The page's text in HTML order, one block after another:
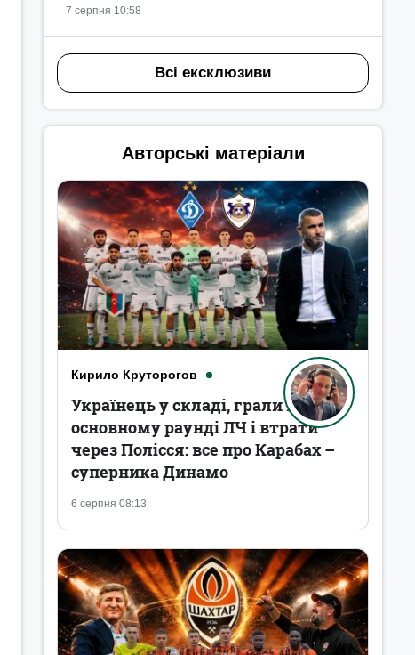
7 серпня 10:58
Всі ексклюзиви
Авторські матеріали
Кирило Круторогов
6 серпня 08:13
Українець у складі, грали в
основному раунді ЛЧ і втрати
через Полісся: все про Карабах –
суперника Динамо